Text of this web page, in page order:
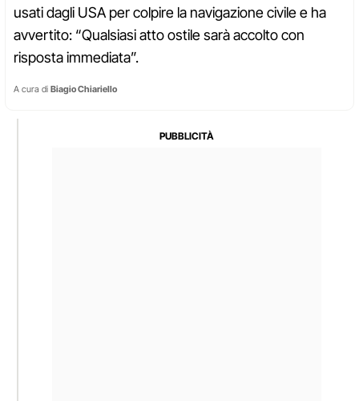
usati dagli USA per colpire la navigazione civile e ha
avvertito: “Qualsiasi atto ostile sarà accolto con
risposta immediata”.
A cura di Biagio Chiariello